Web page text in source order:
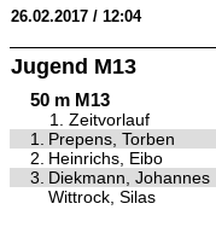
26.02.2017 / 12:04
Jugend M13
50 m M13
1. Zeitvorlauf
1.
Prepens, Torben
2. Heinrichs, Eibo
3. Diekmann, Johannes
Wittrock, Silas